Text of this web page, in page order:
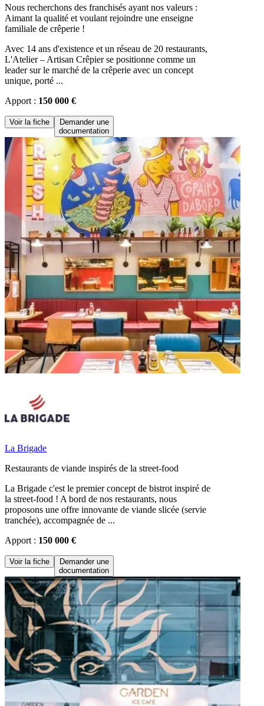
Nous recherchons des franchisés ayant nos valeurs :
Aimant la qualité et voulant rejoindre une enseigne
familiale de crêperie !
Avec 14 ans d'existence et un réseau de 20 restaurants,
L'Atelier – Artisan Crêpier se positionne comme un
leader sur le marché de la crêperie avec un concept
unique, porté ...
Apport : 150 000 €
Voir la fiche
Demander une
documentation
La Brigade
Restaurants de viande inspirés de la street-food
La Brigade c'est le premier concept de bistrot inspiré de
la street-food ! A bord de nos restaurants, nous
proposons une offre innovante de viande slicée (servie
tranchée), accompagnée de ...
Apport : 150 000 €
Voir la fiche
Demander une
documentation